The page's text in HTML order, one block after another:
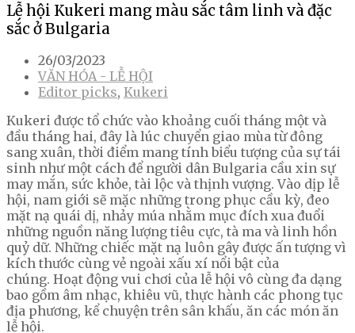
Lễ hội Kukeri mang màu sắc tâm linh và đặc
sắc ở Bulgaria
26/03/2023
VĂN HÓA - LỄ HỘI
Editor picks, Kukeri
Kukeri được tổ chức vào khoảng cuối tháng một và
đầu tháng hai, đây là lúc chuyển giao mùa từ đông
sang xuân, thời điểm mang tính biểu tượng của sự tái
sinh như một cách để người dân Bulgaria cầu xin sự
may mắn, sức khỏe, tài lộc và thịnh vượng. Vào dịp lễ
hội, nam giới sẽ mặc những trong phục cầu kỳ, đeo
mặt nạ quái dị, nhảy múa nhằm mục đích xua đuổi
những nguồn năng lượng tiêu cực, tà ma và linh hồn
quỷ dữ. Những chiếc mặt nạ luôn gây được ấn tượng vì
kích thước cùng vẻ ngoài xấu xí nổi bật của
chúng. Hoạt động vui chơi của lễ hội vô cùng đa dạng
bao gồm âm nhạc, khiêu vũ, thực hành các phong tục
địa phương, kể chuyện trên sân khấu, ăn các món ăn
lễ hội.